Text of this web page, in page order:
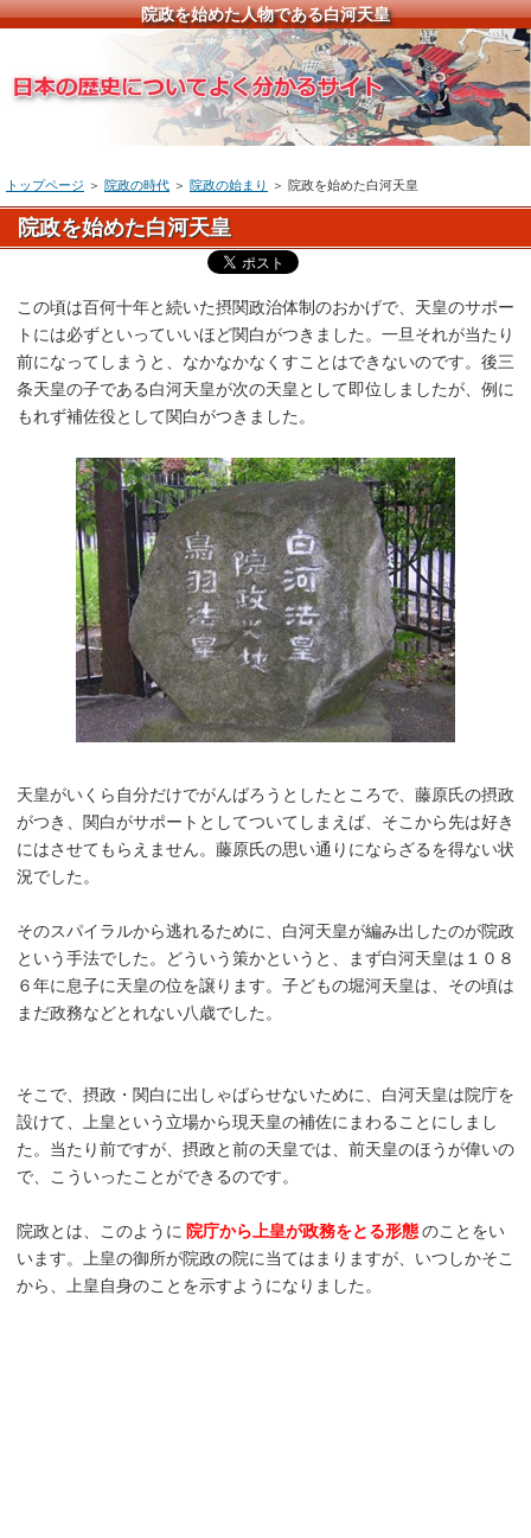
院政を始めた人物である白河天皇
トップページ ＞ 院政の時代 ＞ 院政の始まり ＞ 院政を始めた白河天皇
院政を始めた白河天皇
この頃は百何十年と続いた摂関政治体制のおかげで、天皇のサポー
トには必ずといっていいほど関白がつきました。一旦それが当たり
前になってしまうと、なかなかなくすことはできないのです。後三
条天皇の子である白河天皇が次の天皇として即位しましたが、例に
もれず補佐役として関白がつきました。
天皇がいくら自分だけでがんばろうとしたところで、藤原氏の摂政
がつき、関白がサポートとしてついてしまえば、そこから先は好き
にはさせてもらえません。藤原氏の思い通りにならざるを得ない状
況でした。
そのスパイラルから逃れるために、白河天皇が編み出したのが院政
という手法でした。どういう策かというと、まず白河天皇は１０８
６年に息子に天皇の位を譲ります。子どもの堀河天皇は、その頃は
まだ政務などとれない八歳でした。
そこで、摂政・関白に出しゃばらせないために、白河天皇は院庁を
設けて、上皇という立場から現天皇の補佐にまわることにしまし
た。当たり前ですが、摂政と前の天皇では、前天皇のほうが偉いの
で、こういったことができるのです。
院政とは、このように 院庁から上皇が政務をとる形態のことをい
います。上皇の御所が院政の院に当てはまりますが、いつしかそこ
から、上皇自身のことを示すようになりました。